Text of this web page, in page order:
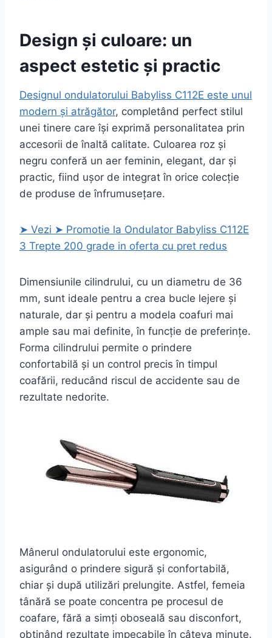
Design și culoare: un
aspect estetic și practic
Designul ondulatorului Babyliss C112E este unul
modern și atrăgător, completând perfect stilul
unei tinere care își exprimă personalitatea prin
accesorii de înaltă calitate. Culoarea roz și
negru conferă un aer feminin, elegant, dar și
practic, fiind ușor de integrat în orice colecție
de produse de înfrumusețare.
➤ Vezi ➤ Promotie la Ondulator Babyliss C112E
3 Trepte 200 grade in oferta cu pret redus
Dimensiunile cilindrului, cu un diametru de 36
mm, sunt ideale pentru a crea bucle lejere și
naturale, dar și pentru a modela coafuri mai
ample sau mai definite, în funcție de preferințe.
Forma cilindrului permite o prindere
confortabilă și un control precis în timpul
coafării, reducând riscul de accidente sau de
rezultate nedorite.
Mânerul ondulatorului este ergonomic,
asigurând o prindere sigură și confortabilă,
chiar și după utilizări prelungite. Astfel, femeia
tânără se poate concentra pe procesul de
coafare, fără a simți oboseală sau disconfort,
obținând rezultate impecabile în câteva minute.